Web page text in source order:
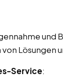
und
von Lösungen
Service: